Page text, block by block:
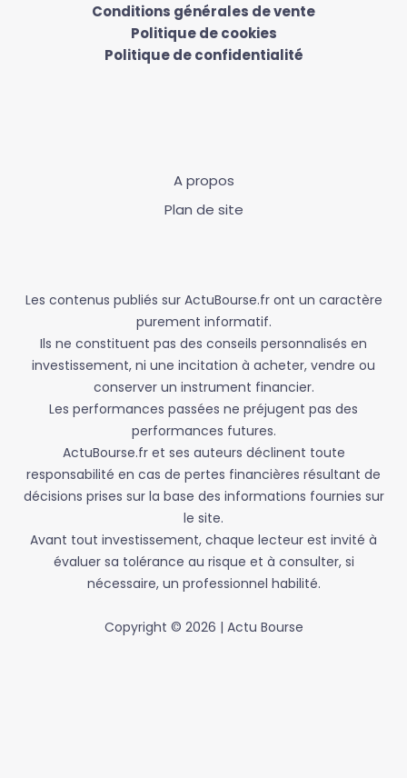
Conditions générales de vente
Politique de cookies
Politique de confidentialité
A propos
Plan de site
Les contenus publiés sur ActuBourse.fr ont un caractère
purement informatif.
Ils ne constituent pas des conseils personnalisés en
investissement, ni une incitation à acheter, vendre ou
conserver un instrument financier.
Les performances passées ne préjugent pas des
performances futures.
ActuBourse.fr et ses auteurs déclinent toute
responsabilité en cas de pertes financières résultant de
décisions prises sur la base des informations fournies sur
le site.
Avant tout investissement, chaque lecteur est invité à
évaluer sa tolérance au risque et à consulter, si
nécessaire, un professionnel habilité.
Copyright © 2026 | Actu Bourse